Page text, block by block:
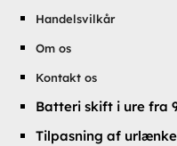
Handelsvilkår
Om os
Kontakt os
Batteri skift i ure fra
Tilpasning af